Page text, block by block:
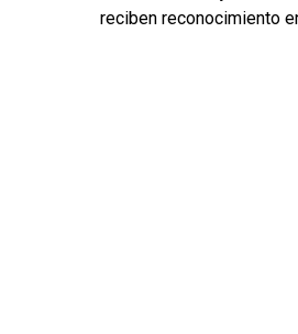
reciben reconocimiento